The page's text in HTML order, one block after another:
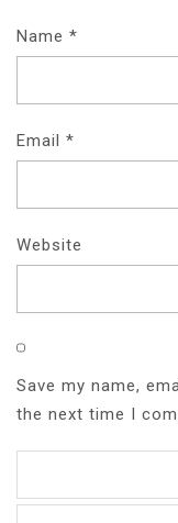
Name *
Email *
Website
Save my name,
the next time I